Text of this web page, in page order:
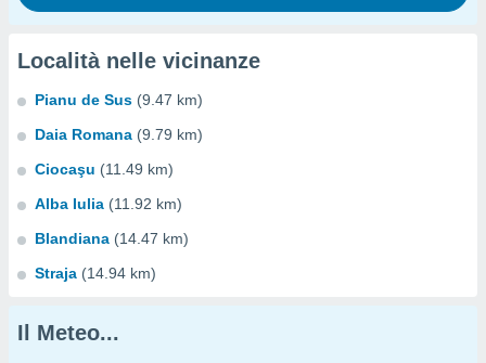
Località nelle vicinanze
Pianu de Sus (9.47 km)
Daia Romana (9.79 km)
Ciocaşu (11.49 km)
Alba Iulia (11.92 km)
Blandiana (14.47 km)
Straja (14.94 km)
Il Meteo...